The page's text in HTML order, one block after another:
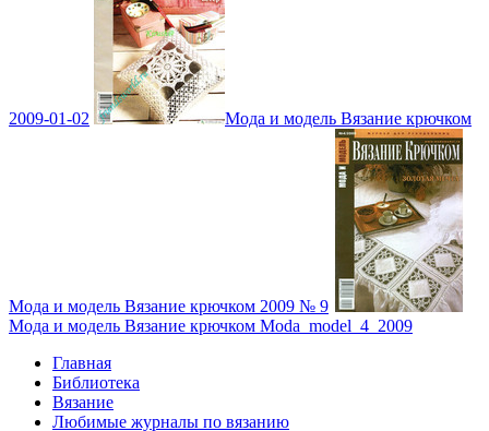
2009-01-02 Мода и модель Вязание крючком
Мода и модель Вязание крючком 2009 № 9
Мода и модель Вязание крючком Moda_model_4_2009
Главная
Библиотека
Вязание
Любимые журналы по вязанию